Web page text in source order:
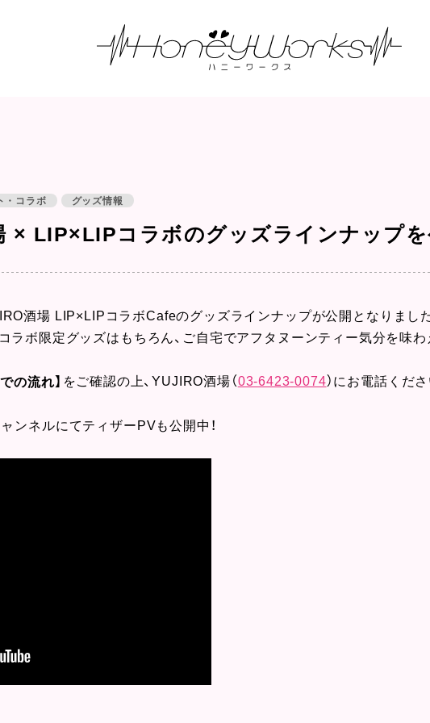
・コラボ グッズ情報
LIP×LIPコラボのグッズラインナップを
酒場 LIP×LIPコラボCafeのグッズラインナップが公開となりました
ラボ限定グッズはもちろん、ご自宅でアフタヌーンティー気分を味
の流れ】 をご確認の上、YUJIRO酒場（03-6423-0074）にお電話くだ
ンネルにてティザーPVも公開中！